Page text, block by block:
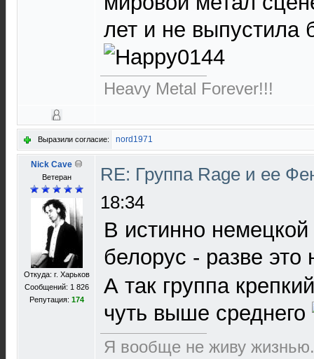
лет и не выпустила
Heavy Metal Forever!!!
Выразили согласие: nord1971
Nick Cave
Ветеран
Откуда: г. Харьков
Сообщений: 1 826
Репутация: 174
RE: Группа Rage и ее
18:34
В истинно немецкой
белорус - разве
А так группа
чуть выше среднего
Я вообще не живу